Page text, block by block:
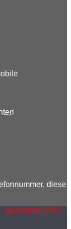
diese
gegründet 2014